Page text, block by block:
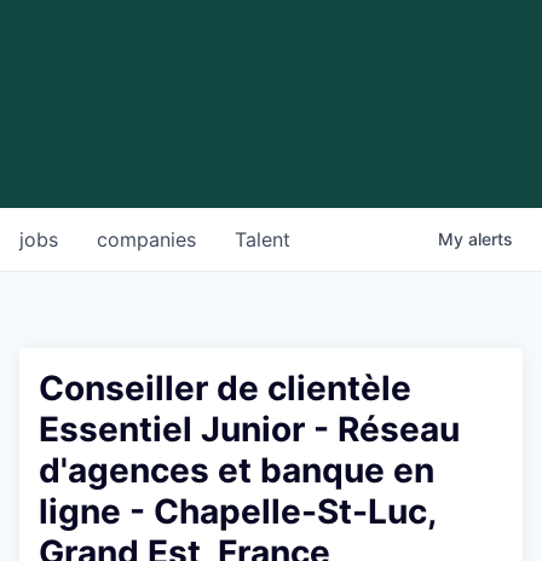
jobs companies Talent My alerts
Conseiller de clientèle
Essentiel Junior - Réseau
d'agences et banque en
ligne - Chapelle-St-Luc,